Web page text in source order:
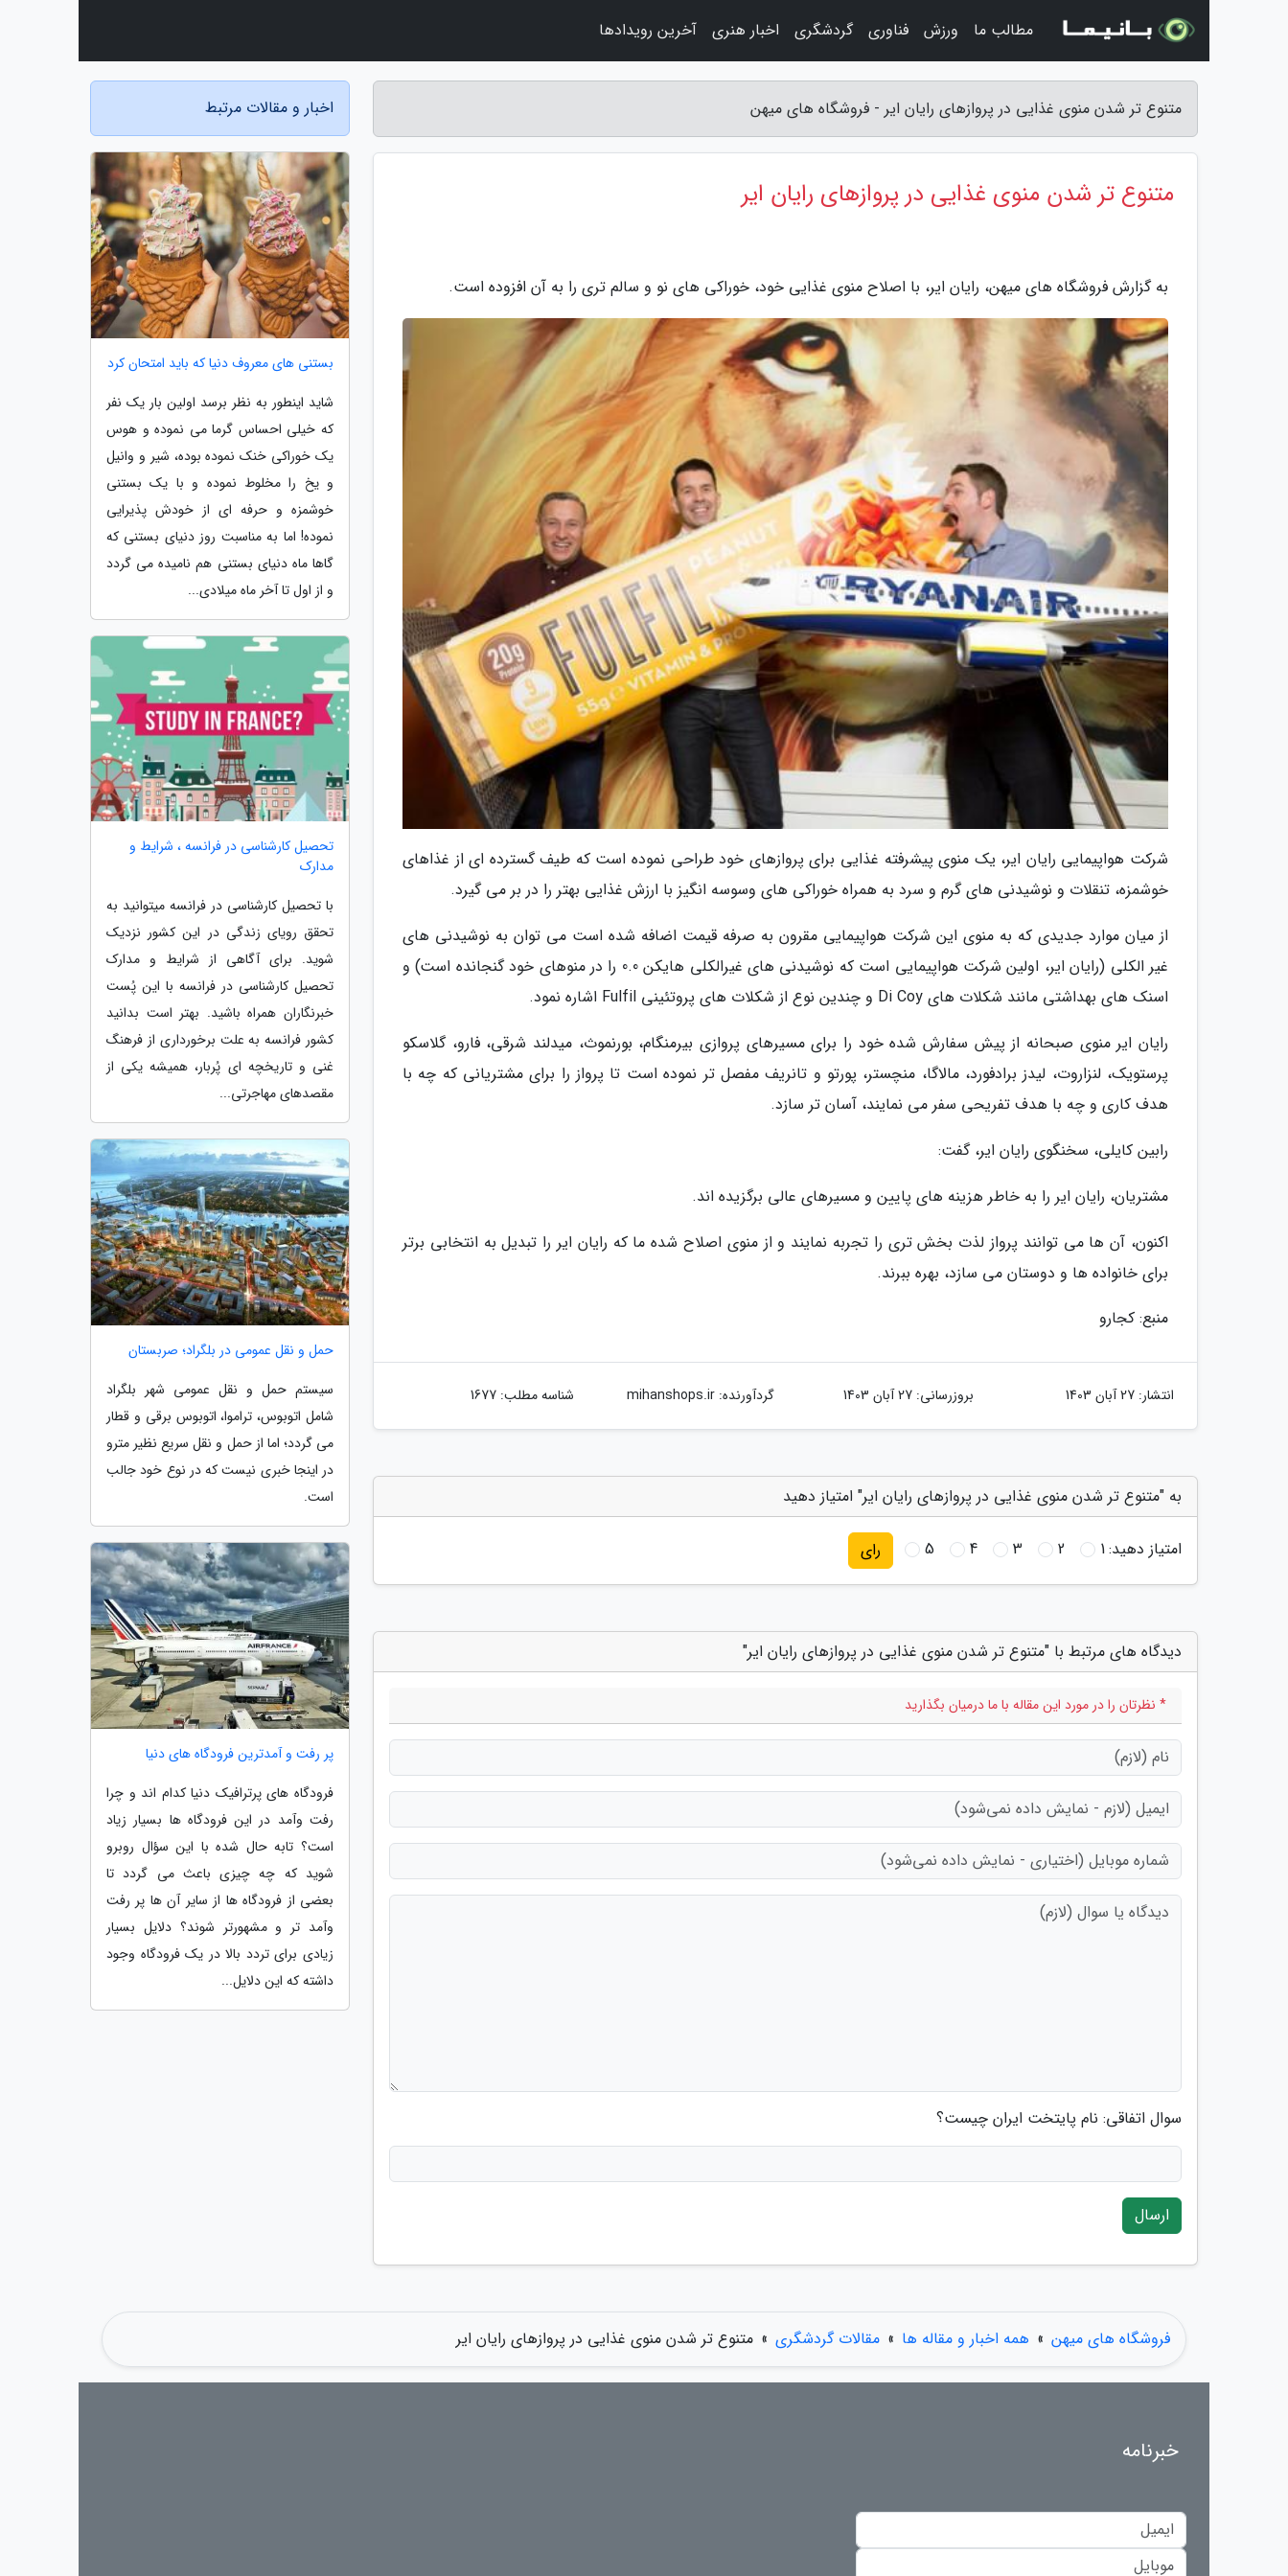
متنوع تر شدن منوی غذایی در پروازهای رایان ایر - فروشگاه های میهن
متنوع تر شدن منوی غذایی در پروازهای رایان ایر
به گزارش فروشگاه های میهن، رایان ایر، با اصلاح منوی غذایی خود، خوراکی های نو و سالم تری را به آن افزوده است.
شرکت هواپیمایی رایان ایر، یک منوی پیشرفته غذایی برای پروازهای خود طراحی نموده است که طیف گسترده ای از غذاهای
خوشمزه، تنقلات و نوشیدنی های گرم و سرد به همراه خوراکی های وسوسه انگیز با ارزش غذایی بهتر را در بر می گیرد.
از میان موارد جدیدی که به منوی این شرکت هواپیمایی مقرون به صرفه قیمت اضافه شده است می توان به نوشیدنی های
غیر الکلی (رایان ایر، اولین شرکت هواپیمایی است که نوشیدنی های غیرالکلی هایکن 0.0 را در منوهای خود گنجانده است) و
اسنک های بهداشتی مانند شکلات های Di Coy و چندین نوع از شکلات های پروتئینی Fulfil اشاره نمود.
رایان ایر منوی صبحانه از پیش سفارش شده خود را برای مسیرهای پروازی بیرمنگام، بورنموث، میدلند شرقی، فارو، گلاسکو
پرستویک، لنزاروت، لیدز برادفورد، مالاگا، منچستر، پورتو و تانریف مفصل تر نموده است تا پرواز را برای مشتریانی که چه با
هدف کاری و چه با هدف تفریحی سفر می نمایند، آسان تر سازد.
رابین کایلی، سخنگوی رایان ایر، گفت:
مشتریان، رایان ایر را به خاطر هزینه های پایین و مسیرهای عالی برگزیده اند.
اکنون، آن ها می توانند پرواز لذت بخش تری را تجربه نمایند و از منوی اصلاح شده ما که رایان ایر را تبدیل به انتخابی برتر
برای خانواده ها و دوستان می سازد، بهره ببرند.
منبع: کجارو
انتشار: 27 آبان 1403 بروزرسانی: 27 آبان 1403 گردآورنده:mihanshops.ir شناسه مطلب: 1677
به "متنوع تر شدن منوی غذایی در پروازهای رایان ایر" امتیاز دهید
امتیاز دهید:1
2
3
4
5 رای
دیدگاه های مرتبط با "متنوع تر شدن منوی غذایی در پروازهای رایان ایر"
* نظرتان را در مورد این مقاله با ما درمیان بگذارید
سوال اتفاقی: نام پایتخت ایران چیست؟
ارسال
اخبار و مقالات مرتبط
بستنی های معروف دنیا که باید امتحان کرد
شاید اینطور به نظر برسد اولین بار یک نفر
که خیلی احساس گرما می نموده و هوس
یک خوراکی خنک نموده بوده، شیر و وانیل
و یخ را مخلوط نموده و با یک بستنی
خوشمزه و حرفه ای از خودش پذیرایی
نموده! اما به مناسبت روز دنیای بستنی که
گاها ماه دنیای بستنی هم نامیده می گردد
و از اول تا آخر ماه میلادی...
تحصیل کارشناسی در فرانسه ، شرایط و
مدارک
با تحصیل کارشناسی در فرانسه میتوانید به
تحقق رویای زندگی در این کشور نزدیک
شوید. برای آگاهی از شرایط و مدارک
تحصیل کارشناسی در فرانسه با این پُست
خبرنگاران همراه باشید. بهتر است بدانید
کشور فرانسه به علت برخورداری از فرهنگ
غنی و تاریخچه ای پُربار، همیشه یکی از
مقصدهای مهاجرتی...
حمل و نقل عمومی در بلگراد؛ صربستان
سیستم حمل و نقل عمومی شهر بلگراد
شامل اتوبوس، تراموا، اتوبوس برقی و قطار
می گردد؛ اما از حمل و نقل سریع نظیر مترو
در اینجا خبری نیست که در نوع خود جالب
است.
پر رفت و آمدترین فرودگاه های دنیا
فرودگاه های پرترافیک دنیا کدام اند و چرا
رفت وآمد در این فرودگاه ها بسیار زیاد
است؟ تابه حال شده با این سؤال روبرو
شوید که چه چیزی باعث می گردد تا
بعضی از فرودگاه ها از سایر آن ها پر رفت
وآمد تر و مشهورتر شوند؟ دلایل بسیار
زیادی برای تردد بالا در یک فرودگاه وجود
داشته که این دلایل...
فروشگاه های میهن » همه اخبار و مقاله ها » مقالات گردشگری » متنوع تر شدن منوی غذایی در پروازهای رایان ایر
مطالب ما ورزش فناوری گردشگری اخبار هنری آخرین رویدادها
خبرنامه